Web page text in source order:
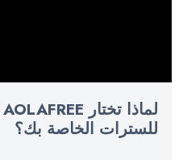
للسترات الخاصة بك؟